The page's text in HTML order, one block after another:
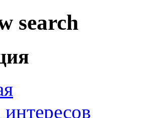
search